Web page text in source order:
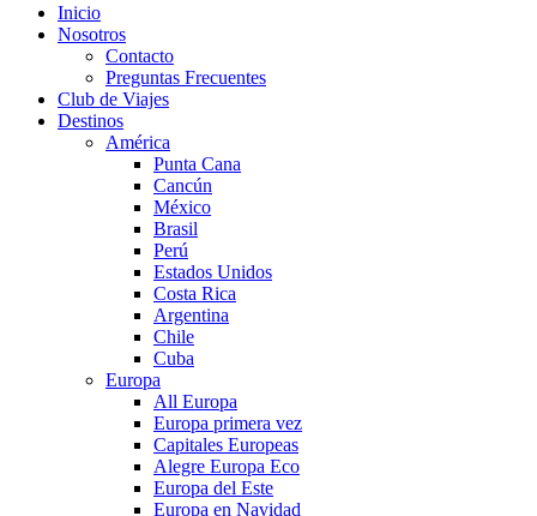
Inicio
Nosotros
Contacto
Preguntas Frecuentes
Club de Viajes
Destinos
América
Punta Cana
Cancún
México
Brasil
Perú
Estados Unidos
Costa Rica
Argentina
Chile
Cuba
Europa
All Europa
Europa primera vez
Capitales Europeas
Alegre Europa Eco
Europa del Este
Europa en Navidad